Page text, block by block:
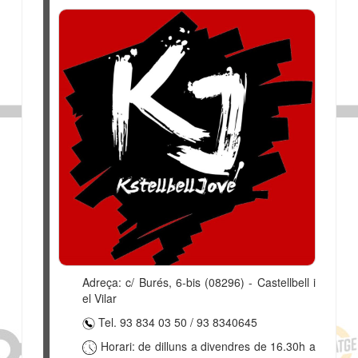
Adreça:c/ Burés, 6-bis (08296) - Castellbell i
el Vilar
Tel. 93 834 03 50 / 93 8340645
Horari: de dilluns a divendres de 16.30h a